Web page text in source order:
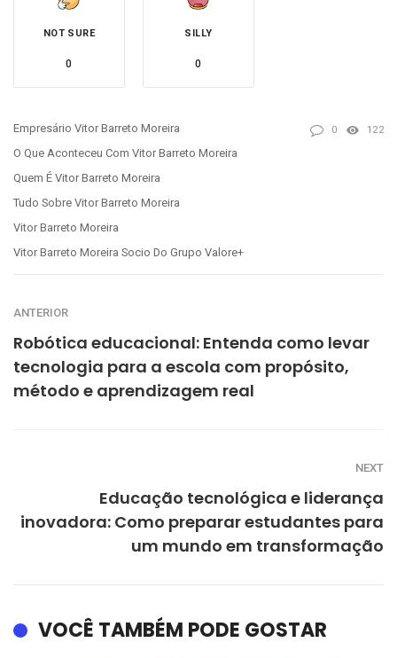
NOT SURE
0
SILLY
0
Empresário Vitor Barreto Moreira
O Que Aconteceu Com Vitor Barreto Moreira
Quem É Vitor Barreto Moreira
Tudo Sobre Vitor Barreto Moreira
Vitor Barreto Moreira
Vitor Barreto Moreira Socio Do Grupo Valore+
0 122
ANTERIOR
Robótica educacional: Entenda como levar
tecnologia para a escola com propósito,
método e aprendizagem real
NEXT
Educação tecnológica e liderança
inovadora: Como preparar estudantes para
um mundo em transformação
VOCÊ TAMBÉM PODE GOSTAR